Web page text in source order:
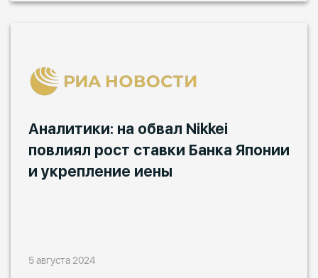
Аналитики: на обвал Nikkei
повлиял рост ставки Банка Японии
и укрепление иены
5 августа 2024